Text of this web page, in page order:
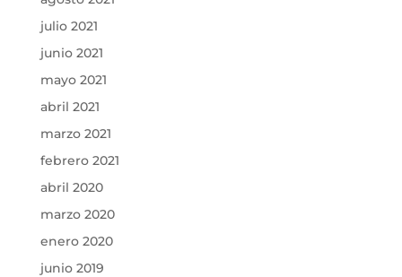
julio 2021
junio 2021
mayo 2021
abril 2021
marzo 2021
febrero 2021
abril 2020
marzo 2020
enero 2020
junio 2019